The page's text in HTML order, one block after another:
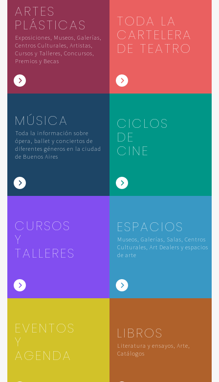
ARTES
PLÁSTICAS
Exposiciones, Museos, Galerías,
Centros Culturales, Artistas,
Cursos y Talleres, Concursos,
Premios y Becas
TODA LA
CARTELERA
DE TEATRO
MÚSICA
Toda la información sobre
ópera, ballet y conciertos de
diferentes géneros en la ciudad
de Buenos Aires
CICLOS
DE
CINE
CURSOS
Y
TALLERES
ESPACIOS
Museos, Galerías, Salas, Centros
Culturales, Art Dealers y espacios
de arte
EVENTOS
Y
AGENDA
LIBROS
Literatura y ensayos, Arte,
Catálogos